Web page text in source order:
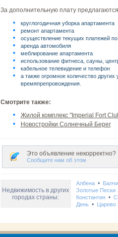
За дополнительную плату
круглогодичная уборка апартамента
ремонт апартамента
осуществление текущих платежей
аренда автомобиля
меблирование апартамента
использование фитнеса, сауны,
кабельное телевидение и телефон
а также огромное количество
времяпрепровождения.
Смотрите также:
Жилой комплекс "Imperial Fort
Новостройки Солнечный Берег
Это объявление некорректно?
Сообщите нам об этом
Недвижимость в других
городах страны:
Албена•
Золотые Пески
Константин•
День• Царево